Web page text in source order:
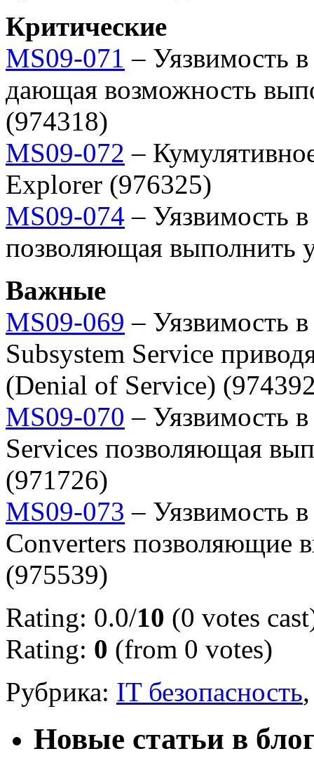
Критические
MS09-071 – Уязвимость
дающая возможность
(974318)
MS09-072 –
Explorer (976325)
MS09-074 – Уязвимость
позволяющая выполнить
Важные
MS09-069 – Уязвимость
Subsystem Service
(Denial of Service)
MS09-070 – Уязвимость
Services позволяющая
(971726)
MS09-073 – Уязвимость
Converters позволяющие
(975539)
Rating: 0.0/10 (0 votes
Rating: 0 (from 0 votes)
Рубрика: IT безопасность
Новые статьи в